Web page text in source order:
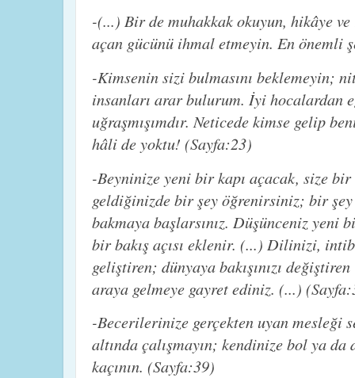
-(...) Bir de muhakkak okuyun, hikâye ve
açan gücünü ihmal etmeyin. En önemli
-Kimsenin sizi bulmasını beklemeyin;
insanları arar bulurum. İyi hocalardan
uğraşmışımdır. Neticede kimse gelip
hâli de yoktu! (Sayfa:23)
-Beyninize yeni bir kapı açacak, size
geldiğinizde bir şey öğrenirsiniz; bir
bakmaya başlarsınız. Düşünceniz yeni
bir bakış açısı eklenir. (...) Dilinizi,
geliştiren; dünyaya bakışınızı
araya gelmeye gayret ediniz. (...)
-Becerilerinize gerçekten uyan mesleği
altında çalışmayın; kendinize bol ya
kaçının. (Sayfa:39)